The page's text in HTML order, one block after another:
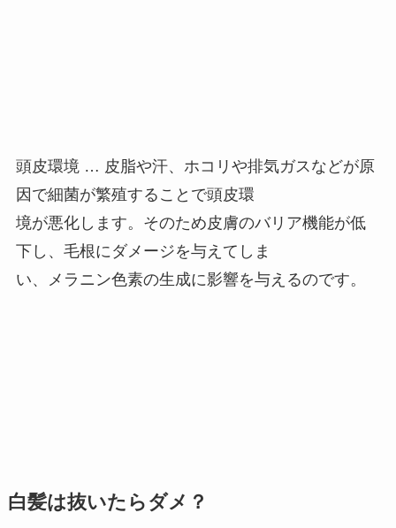
頭皮環境 … 皮脂や汗、ホコリや排気ガスなどが原
因で細菌が繁殖することで頭皮環
境が悪化します。そのため皮膚のバリア機能が低
下し、毛根にダメージを与えてしま
い、メラニン色素の生成に影響を与えるのです。
白髪は抜いたらダメ？